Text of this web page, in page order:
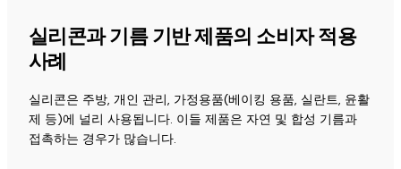
실리콘과 기름 기반 제품의 소비자 적용
사례
실리콘은 주방, 개인 관리, 가정용품(베이킹 용품, 실란트, 윤활
제 등)에 널리 사용됩니다. 이들 제품은 자연 및 합성 기름과
접촉하는 경우가 많습니다.